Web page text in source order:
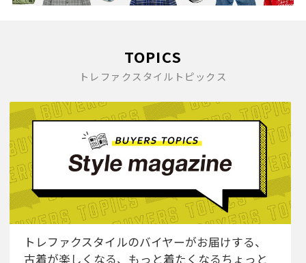
TOPICS
トレファクスタイルトピックス
トレファクスタイルのバイヤーがお届けする、
古着が楽しくなる、もっと着たくなるちょっと